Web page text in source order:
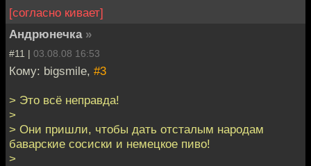
[согласно кивает]
Андрюнечка »
#11 | 03.08.08 16:53
Кому: bigsmile, #3
> Это всё неправда!
>
> Они пришли, чтобы дать отсталым народам
баварские сосиски и немецкое пиво!
>